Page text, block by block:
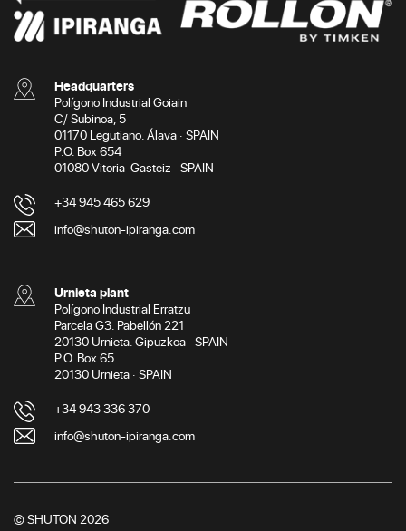
Headquarters
Polígono Industrial Goiain
C/ Subinoa, 5
01170 Legutiano. Álava · SPAIN
P.O. Box 654
01080 Vitoria-Gasteiz · SPAIN
+34 945 465 629
info@shuton-ipiranga.com
Urnieta plant
Polígono Industrial Erratzu
Parcela G3. Pabellón 221
20130 Urnieta. Gipuzkoa · SPAIN
P.O. Box 65
20130 Urnieta · SPAIN
+34 943 336 370
info@shuton-ipiranga.com
© SHUTON 2026